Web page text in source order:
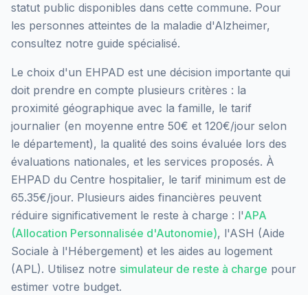
statut public disponibles dans cette commune. Pour
les personnes atteintes de la maladie d'Alzheimer,
consultez notre guide spécialisé.
Le choix d'un EHPAD est une décision importante qui
doit prendre en compte plusieurs critères : la
proximité géographique avec la famille, le tarif
journalier (en moyenne entre 50€ et 120€/jour selon
le département), la qualité des soins évaluée lors des
évaluations nationales, et les services proposés. À
EHPAD du Centre hospitalier, le tarif minimum est de
65.35€/jour. Plusieurs aides financières peuvent
réduire significativement le reste à charge : l'APA
(Allocation Personnalisée d'Autonomie), l'ASH (Aide
Sociale à l'Hébergement) et les aides au logement
(APL). Utilisez notre simulateur de reste à charge pour
estimer votre budget.